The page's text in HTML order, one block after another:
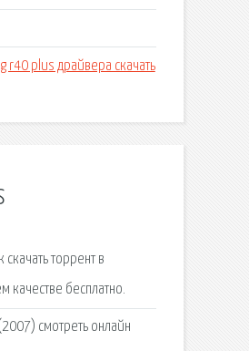
r40 plus драйвера скачать
скачать торрент в
качестве бесплатно.
смотреть онлайн